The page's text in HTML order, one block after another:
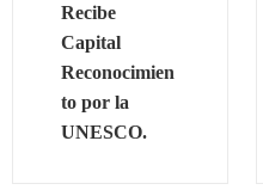
Recibe
Capital
Reconocimien
to por la
UNESCO.